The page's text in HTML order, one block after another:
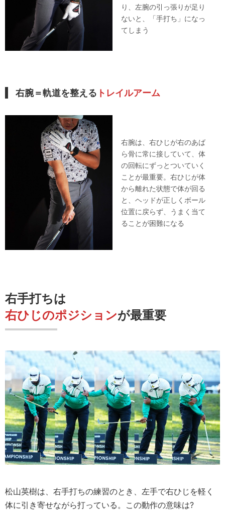
り、左腕の引っ張りが足り
ないと、「手打ち」になっ
てしまう
右腕＝軌道を整える トレイルアーム
右腕は、右ひじが右のあば
ら骨に常に接していて、体
の回転にずっとついていく
ことが最重要。右ひじが体
から離れた状態で体が回る
と、ヘッドが正しくボール
位置に戻らず、うまく当て
ることが困難になる
右手打ちは
右ひじのポジションが最重要
松山英樹は、右手打ちの練習のとき、左手で右ひじを軽く
体に引き寄せながら打っている。この動作の意味は?